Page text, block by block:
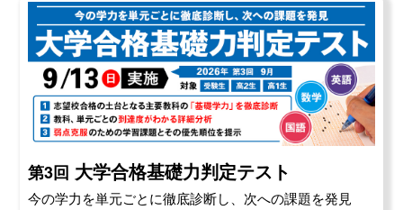
第3回 大学合格基礎力判定テスト
今の学力を単元ごとに徹底診断し、次への課題を発見